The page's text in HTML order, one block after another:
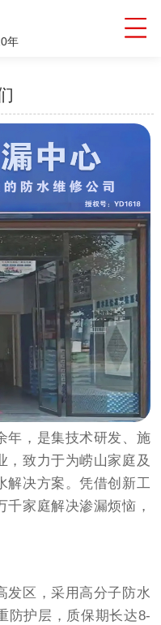
年
年，是集技术研发、施
，致力于为崂山家庭及
解决方案。凭借创新工
家庭解决渗漏烦恼，
发区，采用高分子防水
防护层，质保期长达8-